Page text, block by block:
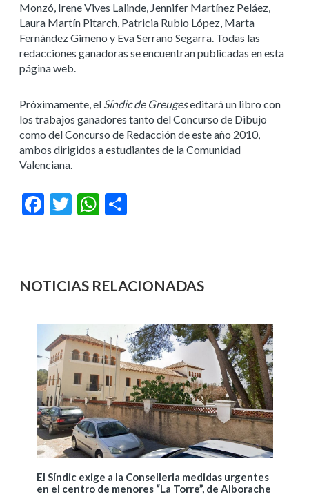
Monzó, Irene Vives Lalinde, Jennifer Martínez Peláez,
Laura Martín Pitarch, Patricia Rubio López, Marta
Fernández Gimeno y Eva Serrano Segarra. Todas las
redacciones ganadoras se encuentran publicadas en esta
página web.
Próximamente, el Síndic de Greugeseditará un libro con
los trabajos ganadores tanto del Concurso de Dibujo
como del Concurso de Redacción de este año 2010,
ambos dirigidos a estudiantes de la Comunidad
Valenciana.
Facebook
Twitter WhatsApp
NOTICIAS RELACIONADAS
El Síndic exige a la Conselleria medidas urgentes
en el centro de menores “La Torre”, de Alborache